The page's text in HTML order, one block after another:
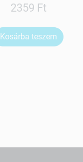
2359 Ft
Kosárba teszem